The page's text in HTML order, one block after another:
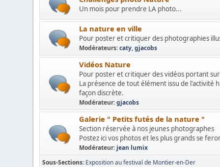
Un mois pour prendre LA photo...
La nature en ville
Pour poster et critiquer des photographies
Modérateurs:caty,gjacobs
Vidéos Nature
Pour poster et critiquer des vidéos portant
La présence de tout élément issu de l'activité
façon discrète.
Modérateur:gjacobs
Galerie " Petits futés de la nature "
Section réservée à nos jeunes photographes
Postez ici vos photos et les plus grands se
Modérateur: jean lumix
Sous-Sections Exposition au festival de Montier-en-Der